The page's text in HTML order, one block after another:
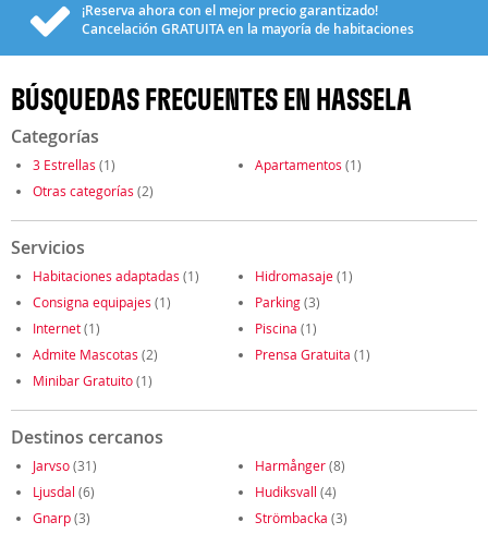
¡Reserva ahora con el mejor precio garantizado!
Cancelación GRATUITAen la mayoría de habitaciones
BÚSQUEDAS FRECUENTES EN HASSELA
Categorías
3 Estrellas (1) Apartamentos (1)
Otras categorías (2)
Servicios
Habitaciones adaptadas (1) Hidromasaje(1)
Consigna equipajes (1) Parking(3)
Internet(1) Piscina (1)
Admite Mascotas (2) Prensa Gratuita (1)
Minibar Gratuito(1)
Destinos cercanos
Jarvso(31) Harmånger(8)
Ljusdal (6) Hudiksvall (4)
Gnarp(3) Strömbacka (3)